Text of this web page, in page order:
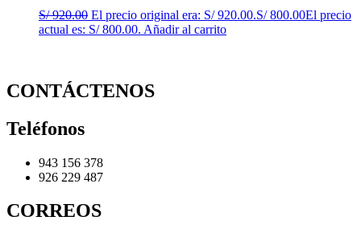
S/920.00 El precio original era: S/ 920.00.S/800.00El precio
actual es: S/ 800.00. Añadir al carrito
CONTÁCTENOS
Teléfonos
943 156 378
926 229 487
CORREOS